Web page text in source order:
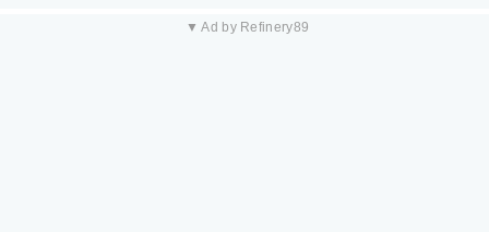
▼ Ad by Refinery89